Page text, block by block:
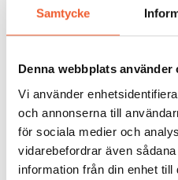
Samtycke
Denna webbplats använder
Vi använder
och annonserna till
för sociala medier och
vidarebefordrar även
information från din enhet
hur riskbedömning kan
hur prevention kan
bättre i vardagen
hur minimalinvasiva
av tandhygienistens arbete
För dig som vill stärka din
uppdaterad kunskap om
som ger både fördjupning